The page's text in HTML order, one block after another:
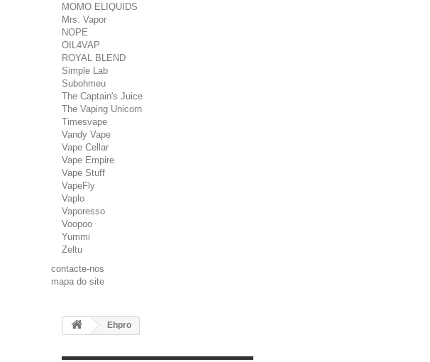
MOMO ELIQUIDS
Mrs. Vapor
NOPE
OIL4VAP
ROYAL BLEND
Simple Lab
Subohmeu
The Captain's Juice
The Vaping Unicorn
Timesvape
Vandy Vape
Vape Cellar
Vape Empire
Vape Stuff
VapeFly
Vaplo
Vaporesso
Voopoo
Yummi
Zeltu
contacte-nos
mapa do site
Ehpro